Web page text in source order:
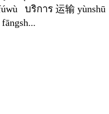
บริการ 运输